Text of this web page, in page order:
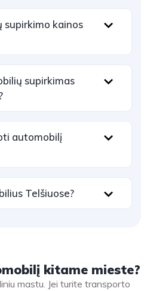
supirkimo kainos
supirkimas
automobilį
Telšiuose?
kitame mieste?
mastu. Jei turite transporto